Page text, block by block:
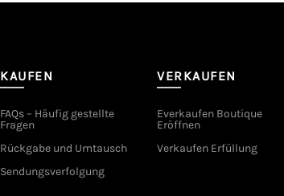
KAUFEN
FAQs – Häufig gestellte
Fragen
Rückgabe und Umtausch
Sendungsverfolgung
VERKAUFEN
Everkaufen Boutique
Eröffnen
Verkaufen Erfüllung